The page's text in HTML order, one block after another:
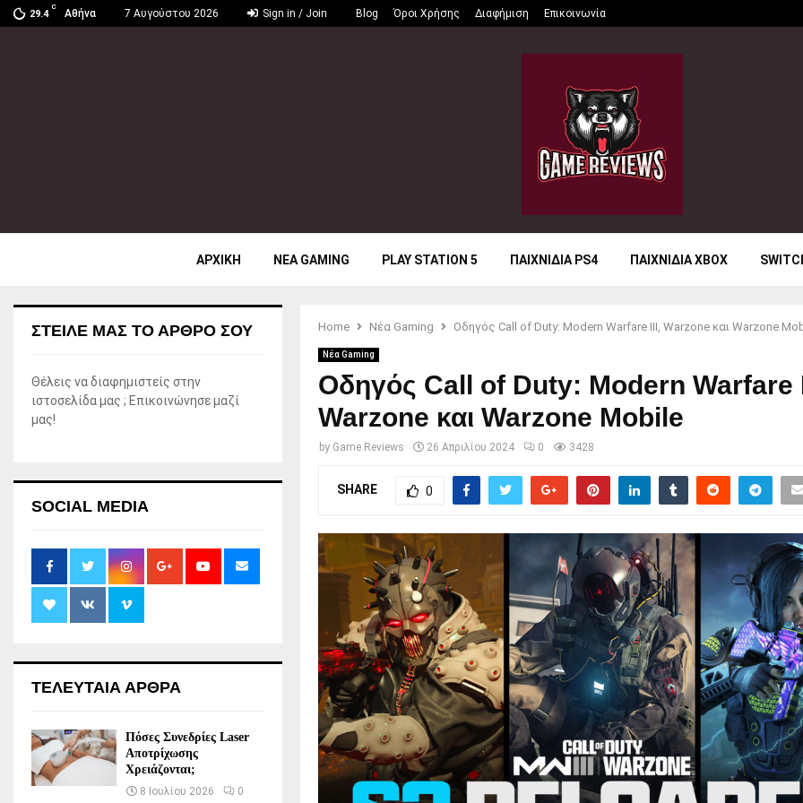
29.4
C
Αθήνα 7 Αυγούστου 2026 Sign in / Join Blog Όροι Χρήσης Διαφήμιση Επικοινωνία
ΑΡΧΙΚΗ ΝΕΑ GAMING PLAY STATION 5 ΠΑΙΧΝΙΔΙΑ PS4 ΠΑΙΧΝΙΔΙΑ XBOX
Home Νέα Gaming Οδηγός Call of Duty: Modern Warfare III, Warzone και Warzone
Νέα Gaming
Οδηγός Call of Duty: Modern Warfare
Warzone και Warzone Mobile
by Game Reviews 26 Απριλίου 2024 0 3428
SHARE 0
ΣΤΕΊΛΕ ΜΑΣ ΤΟ ΆΡΘΡΟ ΣΟΥ
Θέλεις να διαφημιστείς στην
ιστοσελίδα μας ; Επικοινώνησε μαζί
μας!
SOCIAL MEDIA
ΤΕΛΕΥΤΑΙΑ ΑΡΘΡΑ
Πόσες Συνεδρίες Laser
Αποτρίχωσης
Χρειάζονται;
8 Ιουλίου 2026 0